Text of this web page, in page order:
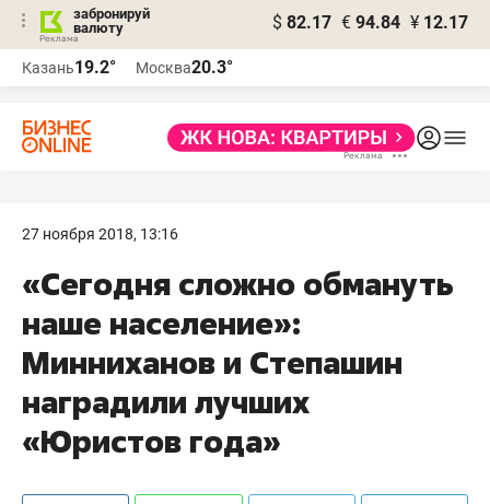
забронируй
валюту
$ 82.17 € 94.84 ¥ 12.17
Казань19.2° Москва20.3°
27 ноября 2018, 13:16
«Сегодня сложно обмануть
наше население»:
Минниханов и Степашин
наградили лучших
«Юристов года»